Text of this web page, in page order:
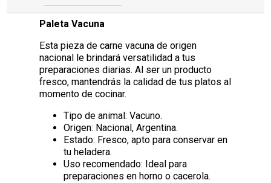
Paleta Vacuna
Esta pieza de carne vacuna de origen
nacional le brindará versatilidad a tus
preparaciones diarias. Al ser un producto
fresco, mantendrás la calidad de tus platos al
momento de cocinar.
Tipo de animal: Vacuno.
Origen: Nacional, Argentina.
Estado: Fresco, apto para conservar en
tu heladera.
Uso recomendado: Ideal para
preparaciones en horno o cacerola.